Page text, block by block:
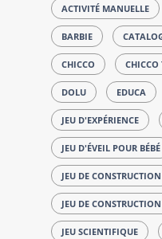
ACTIVITÉ MANUELLE
BARBIE
CHICCO CHICCO
DOLU EDUCA
JEU D'EXPÉRIENCE
JEU D'ÉVEIL POUR BÉBÉ
JEU DE CONSTRUCTION
JEU DE
JEU SCIENTIFIQUE